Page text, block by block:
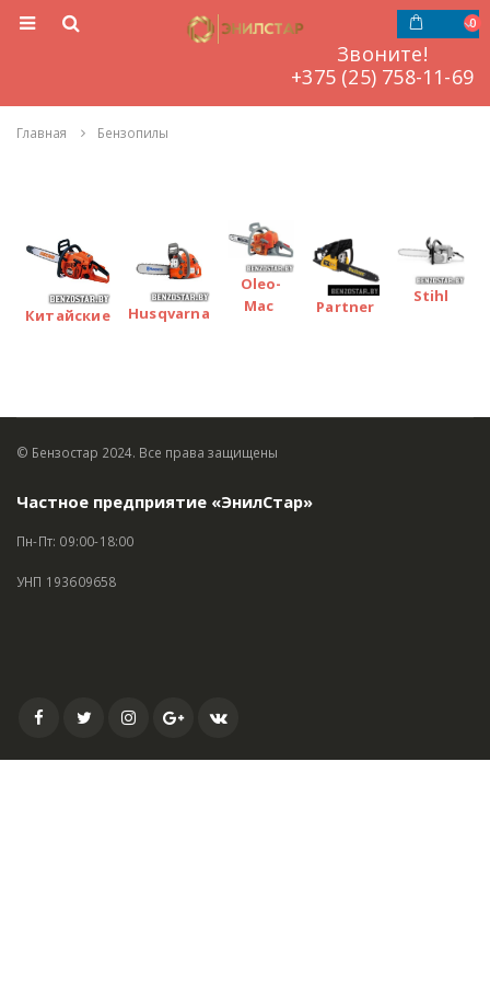
Звоните!
‎‎‎‎+375 (25) 758-11-69
0
Главная Бензопилы
Китайские Husqvarna
Oleo-
Mac
Partner
Stihl
© Бензостар 2024. Все права защищены
Частное предприятие «ЭнилСтар»
Пн-Пт: 09:00-18:00
УНП 193609658